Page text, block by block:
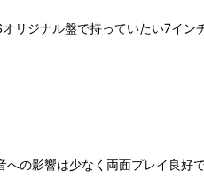
リジナル盤で持っていたい7イン
の影響は少なく両面プレイ良好